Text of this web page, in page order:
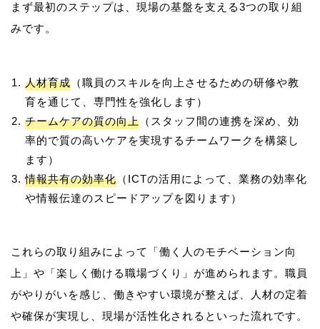
まず最初のステップは、現場の基盤を支える3つの取り組
人材育成 （職員のスキルを向上させるための研修や教
育を通じて、専門性を強化します）
チームケアの質の向上 （スタッフ間の連携を深め、効
率的で質の高いケアを実現するチームワークを構築し
ます）
情報共有の効率化 （ICTの活用によって、業務の効率化
や情報伝達のスピードアップを図ります）
これらの取り組みによって「働く人のモチベーション向
上」や「楽しく働ける職場づくり」が進められます。職員
がやりがいを感じ、働きやすい環境が整えば、人材の定着
や確保が実現し、現場が活性化されるといった流れです。